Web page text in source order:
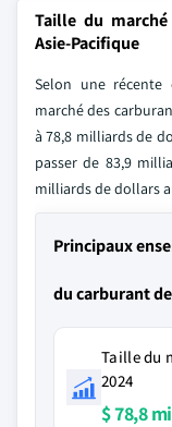
Taille du
Asie-Pacifique
Selon une
marché des
à 78,8 milliards de
passer de 83,9
milliards de dollars
Principaux
du carburant
Taille du
2024
$ 78,8